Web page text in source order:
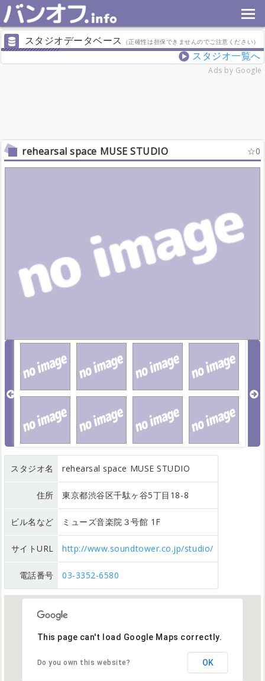
スタジオデータベース （正確性は担保できませんのでご注意ください）
スタジオ一覧へ
Ads by Google
rehearsal space MUSE STUDIO 0
スタジオ名 rehearsal space MUSE STUDIO
住所 東京都渋谷区千駄ヶ谷5丁目18-8
ビル名など ミューズ音楽院３号館 1F
サイトURL http://www.soundtower.co.jp/studio/
電話番号 03-3352-6580
This page can't load Google Maps correctly.
Do you own this website? OK